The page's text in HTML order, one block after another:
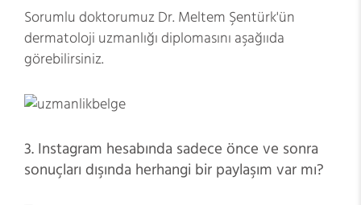
Sorumlu doktorumuz Dr. Meltem Şentürk'ün
dermatoloji uzmanlığı diplomasını aşağııda
görebilirsiniz.
3. Instagram hesabında sadece önce ve sonra
sonuçları dışında herhangi bir paylaşım var mı?